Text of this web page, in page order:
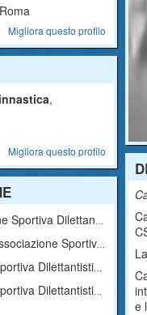
Migliora questo profilo
,
Migliora questo profilo
Dilettantistica
Sportiva Dilettantistica
Dilettantistica
Dilettantistica
e